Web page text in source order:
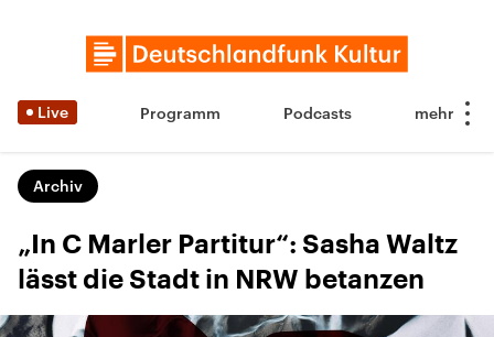
Live Programm Podcasts
Archiv
„In C Marler Partitur“: Sasha Waltz
lässt die Stadt in NRW betanzen